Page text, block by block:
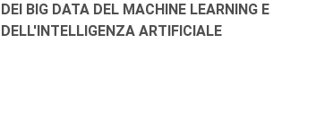
DEI BIG DATA DEL MACHINE LEARNING E
DELL'INTELLIGENZA ARTIFICIALE